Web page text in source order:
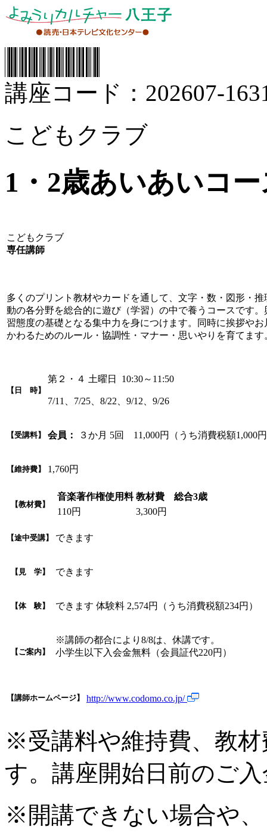
講座コード：202607-
こどもクラブ
1・2歳あいあいコ
こどもクラブ
専任講師
多くのプリント教材やカードを通して、文字・数・図形・
動の各分野を総合的に遊び（学習）の中で養うコースです
習態度の基礎となる集中力を身につけます。同時に挨拶や
かわるためのルール・協調性・マナー・思いやりを育てます
【日 時】
第２・４ 土曜日 10:30～11:50
7/11、7/25、8/22、9/12、9/26
【受講料】 会員： ３か月 5回 11,000円（うち消費税額1,000
【維持費】 1,760円
【教材費】
音楽著作権使用料 教材費 総合3歳
110円
3,300円
【途中受講】 できます
【見 学】 できます
【体 験】 できます 体験料 2,574円（うち消費税額234円
【ご案内】
※講師の都合により8/8は、休講です。
小学生以下入会金無料（会員証代220円）
【講師ホームページ】 http://www.codomo.co.jp/
※受講料や維持費、教
す。講座開始日前のご
※開講できない場合や